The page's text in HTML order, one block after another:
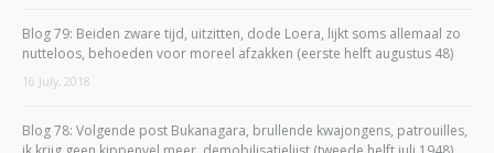
Blog 79: Beiden zware tijd, uitzitten, dode Loera, lijkt soms allemaal zo
nutteloos, behoeden voor moreel afzakken (eerste helft augustus 48)
16 July, 2018
Blog 78: Volgende post Bukanagara, brullende kwajongens, patrouilles,